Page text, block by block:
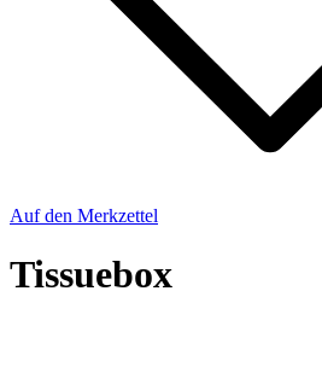
Auf den Merkzettel
Tissuebox